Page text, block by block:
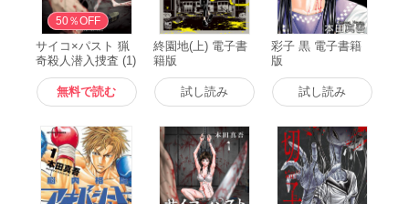
無料
50％OFF
サイコ×パスト 猟
奇殺人潜入捜査 (1)
電子書籍版
無料で読む
終園地(上) 電子書
籍版
試し読み
彩子 黒 電子書籍
版
試し読み